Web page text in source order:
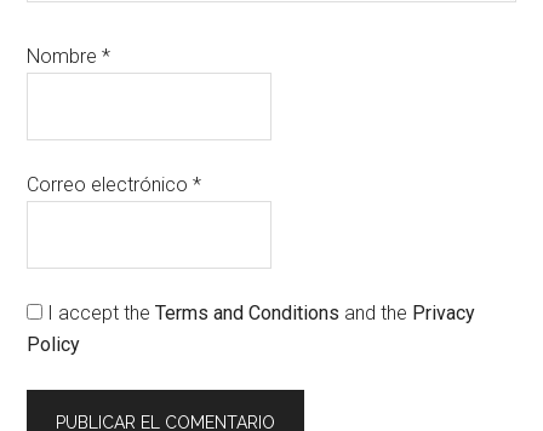
Nombre*
Correo electrónico*
I accept theTerms and Conditions and the Privacy
Policy